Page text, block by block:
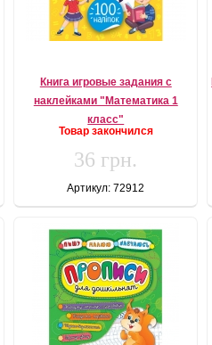
Книга игровые задания с
наклейками "Математика 1
класс"
Товар закончился
36 грн.
Артикул: 72912